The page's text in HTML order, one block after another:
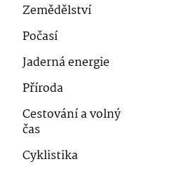
Zemědělství
Počasí
Jaderná energie
Příroda
Cestování a volný
čas
Cyklistika